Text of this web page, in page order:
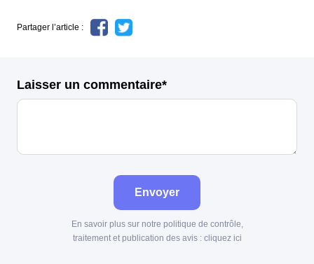
Partager l’article :
Laisser un commentaire*
Envoyer
En savoir plus sur notre politique de contrôle,
traitement et publication des avis : cliquez ici